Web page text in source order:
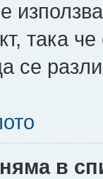
така
се
в